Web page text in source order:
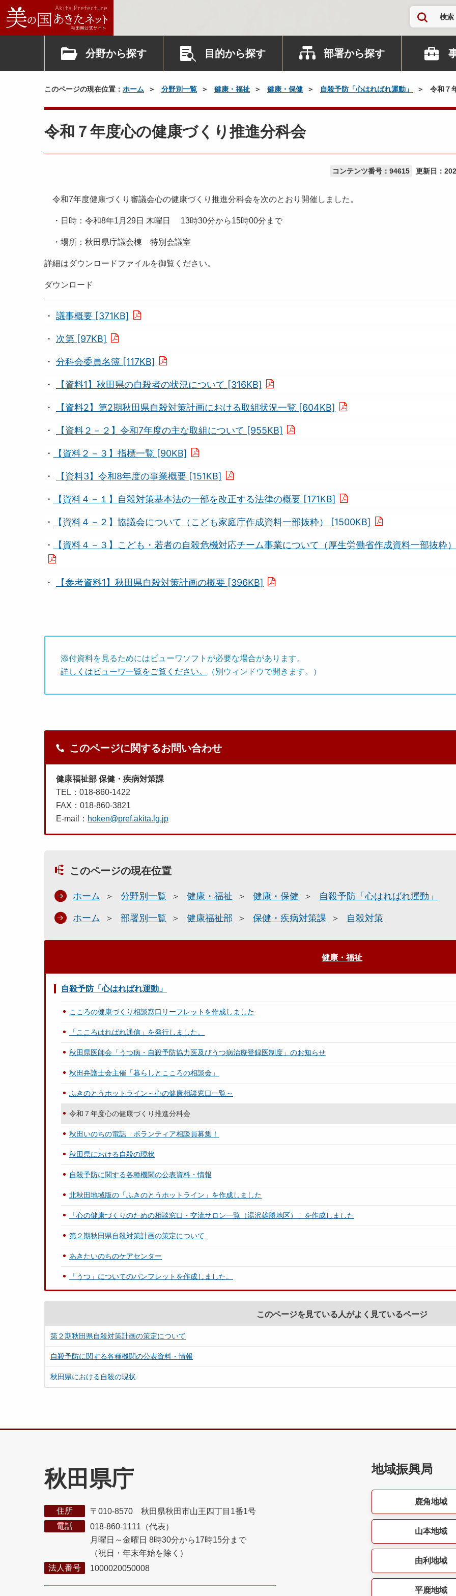
検索
分野から探す 目的から探す 部署から探す
このページの現在位置： ホーム 分野別一覧 健康・福祉 健康・保健 自殺予防「心はればれ運動」 令和７
令和７年度心の健康づくり推進分科会
コンテンツ番号：94615 更新日：
令和7年度健康づくり審議会心の健康づくり推進分科会を次のとおり開催しました。
・日時：令和8年1月29日 木曜日 13時30分から15時00分まで
・場所：秋田県庁議会棟 特別会議室
詳細はダウンロードファイルを御覧ください。
ダウンロード
・ 議事概要 [371KB]
・ 次第 [97KB]
・ 分科会委員名簿 [117KB]
・ 【資料1】秋田県の自殺者の状況について [316KB]
・ 【資料2】第2期秋田県自殺対策計画における取組状況一覧 [604KB]
・ 【資料２－２】令和7年度の主な取組について [955KB]
・ 【資料２－３】指標一覧 [90KB]
・ 【資料3】令和8年度の事業概要 [151KB]
・ 【資料４－１】自殺対策基本法の一部を改正する法律の概要 [171KB]
・ 【資料４－２】協議会について（こども家庭庁作成資料一部抜粋） [1500KB]
・ 【資料４－３】こども・若者の自殺危機対応チーム事業について（厚生労働省作成資料一部抜粋
・ 【参考資料1】秋田県自殺対策計画の概要 [396KB]
添付資料を見るためにはビューワソフトが必要な場合があります。
詳しくはビューワ一覧をご覧ください。
（別ウィンドウで開きます。）
このページに関するお問い合わせ
健康福祉部 保健・疾病対策課
TEL：018-860-1422
FAX：018-860-3821
E-mail： hoken@pref.akita.lg.jp
このページの現在位置
ホーム 分野別一覧 健康・福祉 健康・保健 自殺予防「心はればれ運動」
ホーム 部署別一覧 健康福祉部 保健・疾病対策課 自殺対策
健康・福祉
自殺予防「心はればれ運動」
こころの健康づくり相談窓口リーフレットを作成しました
「こころはればれ通信」を発行しました。
秋田県医師会「うつ病・自殺予防協力医及びうつ病治療登録医制度」のお知らせ
秋田弁護士会主催「暮らしとこころの相談会」
ふきのとうホットライン～心の健康相談窓口一覧～
令和７年度心の健康づくり推進分科会
秋田いのちの電話 ボランティア相談員募集！
秋田県における自殺の現状
自殺予防に関する各種機関の公表資料・情報
北秋田地域版の「ふきのとうホットライン」を作成しました
「心の健康づくりのための相談窓口・交流サロン一覧（湯沢雄勝地区）」を作成しました
第２期秋田県自殺対策計画の策定について
あきたいのちのケアセンター
「うつ」についてのパンフレットを作成しました。
このページを見ている人がよく見ているページ
第２期秋田県自殺対策計画の策定について
自殺予防に関する各種機関の公表資料・情報
秋田県における自殺の現状
秋田県庁
住所
〒010-8570 秋田県秋田市山王四丁目1番1号
電話
018-860-1111（代表）
月曜日～金曜日 8時30分から17時15分まで
（祝日・年末年始を除く）
法人番号
1000020050008
地域振興局
鹿角地域
山本地域
由利地域
平鹿地域